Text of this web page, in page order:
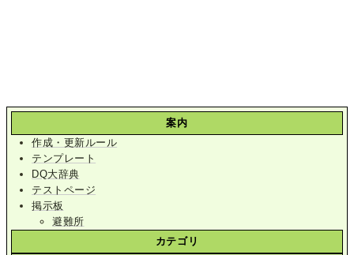
案内
作成・更新ルール
テンプレート
DQ大辞典
テストページ
掲示板
避難所
カテゴリ